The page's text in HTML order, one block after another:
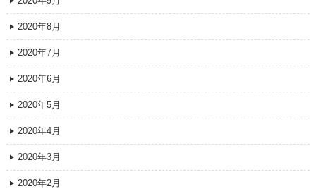
2020年8月
2020年7月
2020年6月
2020年5月
2020年4月
2020年3月
2020年2月